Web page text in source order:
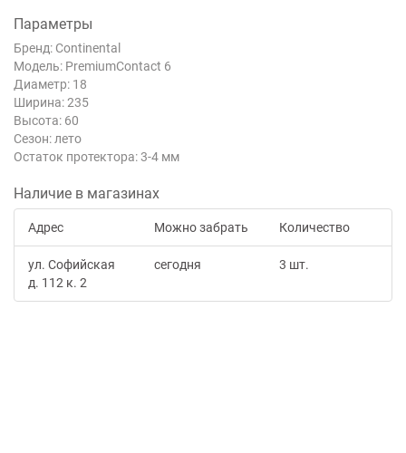
Параметры
Бренд: Continental
Модель: PremiumContact 6
Диаметр: 18
Ширина: 235
Высота: 60
Сезон: лето
Остаток протектора: 3-4 мм
Наличие в магазинах
Адрес Можно забрать Количество
ул. Софийская
д. 112 к. 2
сегодня 3 шт.